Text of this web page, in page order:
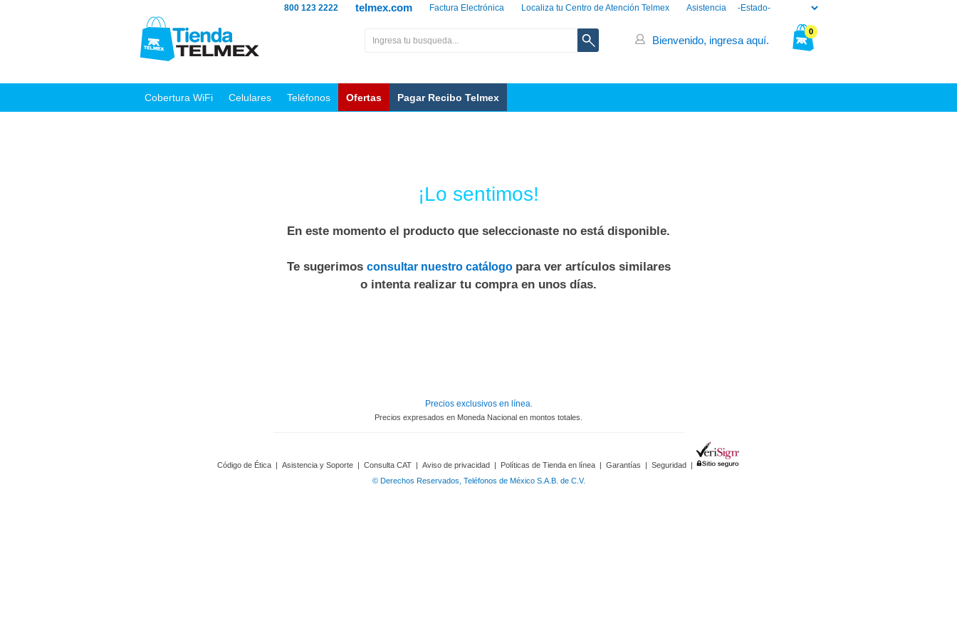
Asistencia
Localiza tu Centro de Atención Telmex
Factura Electrónica
telmex.com
800 123 2222
0
Bienvenido, ingresa aquí.
Cobertura WiFi Celulares Teléfonos Ofertas Pagar Recibo Telmex
¡Lo sentimos!
En este momento el producto que seleccionaste no está disponible.
Te sugerimos consultar nuestro catálogo para ver artículos similares
o intenta realizar tu compra en unos días.
Precios exclusivos en línea.
Precios expresados en Moneda Nacional en montos totales.
Código de Ética | Asistencia y Soporte | Consulta CAT | Aviso de privacidad | Políticas de Tienda en línea | Garantías | Seguridad |
© Derechos Reservados, Teléfonos de México S.A.B. de C.V.